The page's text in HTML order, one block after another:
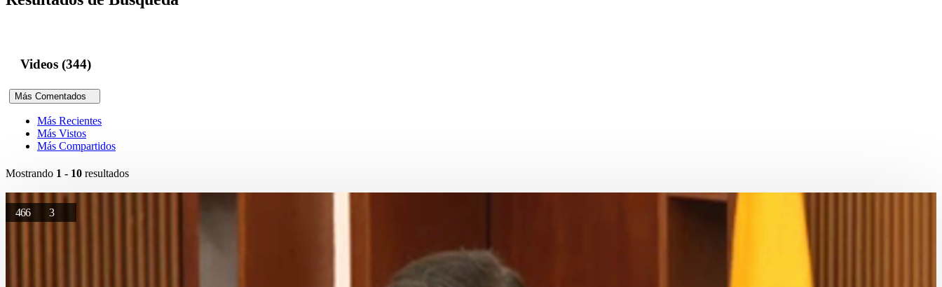
Videos (344)
Más Comentados
Más Recientes
Más Vistos
Más Compartidos
Mostrando 1 - 10 resultados
466 3